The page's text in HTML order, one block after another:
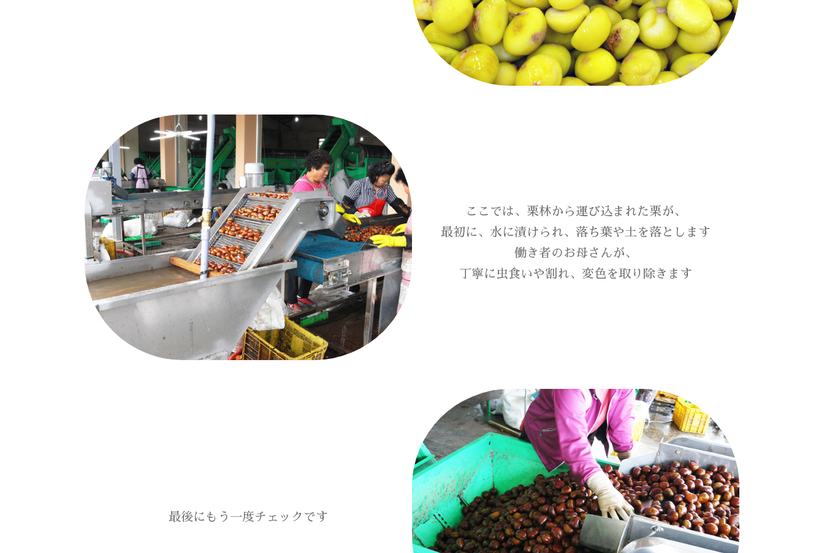
ここでは、栗林から運び込まれた栗が、
最初に、水に漬けられ、落ち葉や土を落とします
働き者のお母さんが、
丁寧に虫食いや割れ、変色を取り除きます
最後にもう一度チェックです